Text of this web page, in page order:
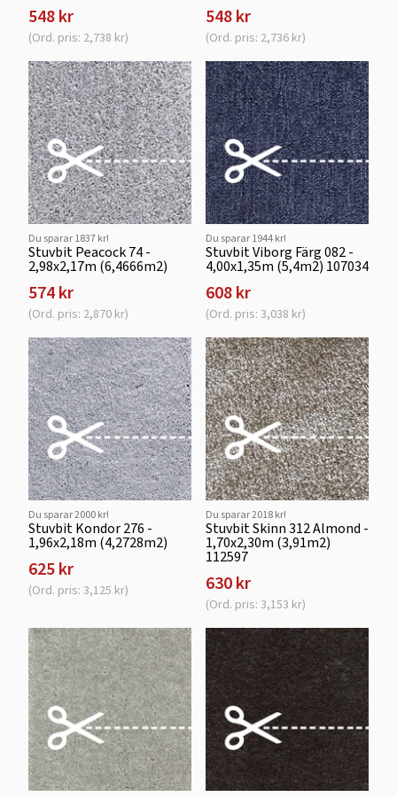
548 kr
(Ord. pris: 2,738 kr)
548 kr
(Ord. pris: 2,736 kr)
Du sparar 1837 kr!
Stuvbit Peacock 74 -
2,98x2,17m (6,4666m2)
574 kr
(Ord. pris: 2,870 kr)
Du sparar 1944 kr!
Stuvbit Viborg Färg 082 -
4,00x1,35m (5,4m2) 107034
608 kr
(Ord. pris: 3,038 kr)
Du sparar 2000 kr!
Stuvbit Kondor 276 -
1,96x2,18m (4,2728m2)
625 kr
(Ord. pris: 3,125 kr)
Du sparar 2018 kr!
Stuvbit Skinn 312 Almond -
1,70x2,30m (3,91m2)
112597
630 kr
(Ord. pris: 3,153 kr)